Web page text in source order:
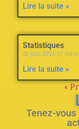
Lire la suite »
Statistiques
21 juin 2026
Lire la suite »
«
Tenez-